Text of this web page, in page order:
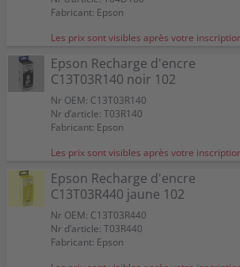
Fabricant: Epson
Les prix sont visibles après votre
Epson Recharge d'encre
C13T03R140 noir 102
Nr OEM: C13T03R140
Nr d’article: T03R140
Fabricant: Epson
Les prix sont visibles après votre
Epson Recharge d'encre
C13T03R440 jaune 102
Nr OEM: C13T03R440
Nr d’article: T03R440
Fabricant: Epson